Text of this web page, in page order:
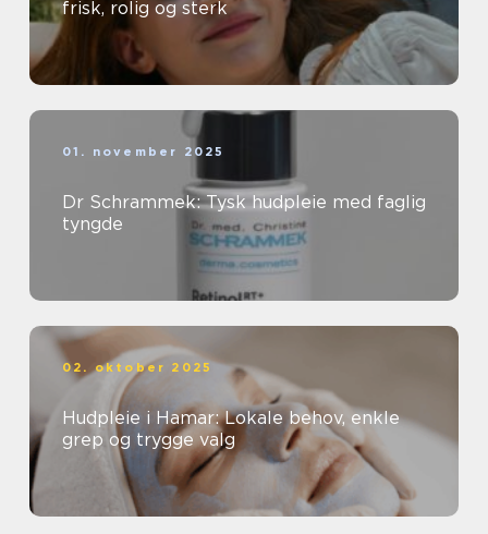
frisk, rolig og sterk
01. november 2025
Dr Schrammek: Tysk hudpleie med faglig
tyngde
02. oktober 2025
Hudpleie i Hamar: Lokale behov, enkle
grep og trygge valg